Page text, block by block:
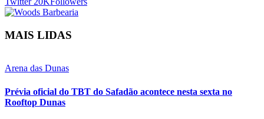
MAIS LIDAS
Arena das Dunas
Prévia oficial do TBT do Safadão acontece nesta sexta no
Rooftop Dunas